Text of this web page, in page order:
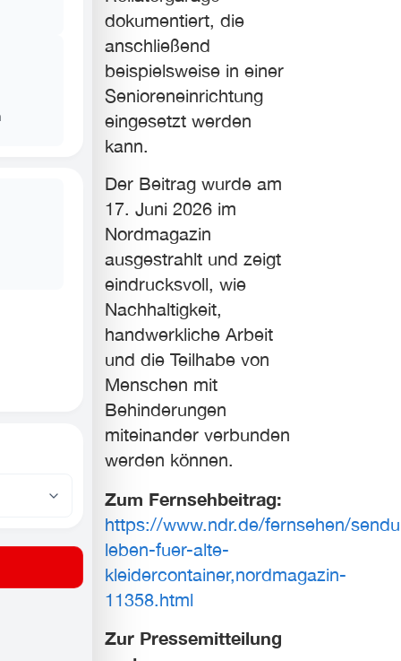
dokumentiert, die
anschließend
beispielsweise in einer
Senioreneinrichtung
eingesetzt werden
kann.
Der Beitrag wurde am
17. Juni 2026 im
Nordmagazin
ausgestrahlt und zeigt
eindrucksvoll, wie
Nachhaltigkeit,
handwerkliche Arbeit
und die Teilhabe von
Menschen mit
Behinderungen
miteinander verbunden
werden können.
Zum Fernsehbeitrag:
https://www.ndr.de/fernsehen/
leben-fuer-alte-
kleidercontainer,nordmagazin-
11358.html
Zur Pressemitteilung